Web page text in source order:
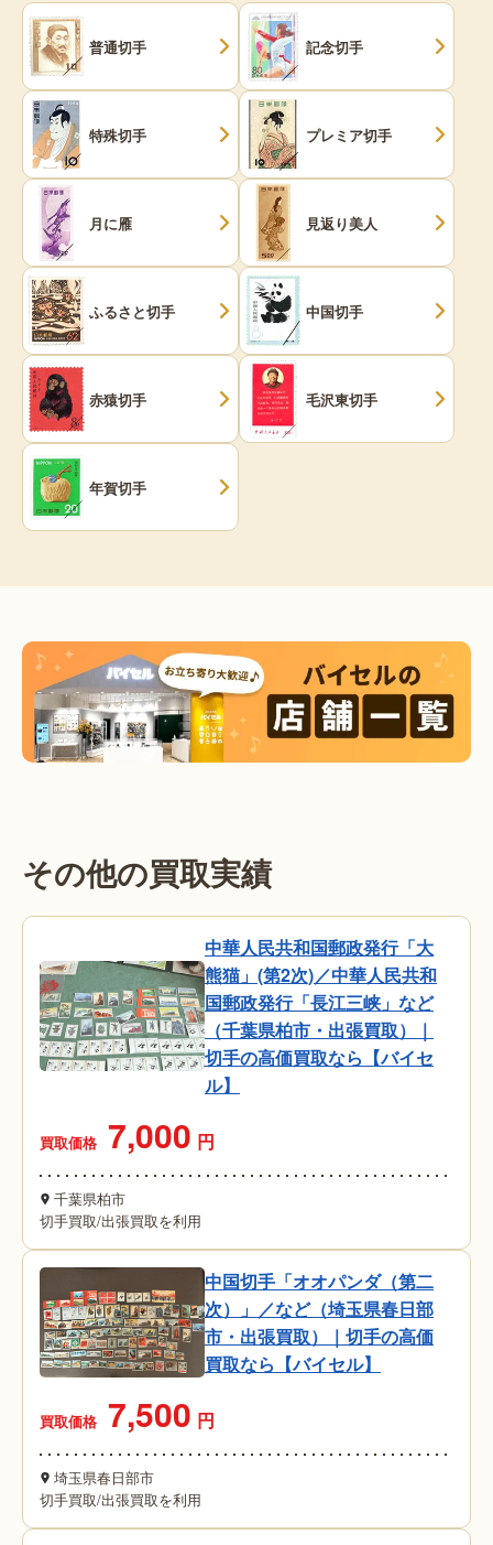
普通切手 記念切手
特殊切手 プレミア切手
月に雁 見返り美人
ふるさと切手 中国切手
赤猿切手 毛沢東切手
年賀切手
その他の買取実績
中華人民共和国郵政発行「大
熊猫」(第2次)／中華人民共和
国郵政発行「長江三峡」など
（千葉県柏市・出張買取）｜
切手の高価買取なら【バイセ
ル】
買取価格 7,000 円
千葉県柏市
切手買取/出張買取を利用
中国切手「オオパンダ（第二
次）」／など（埼玉県春日部
市・出張買取）｜切手の高価
買取なら【バイセル】
買取価格 7,500 円
埼玉県春日部市
切手買取/出張買取を利用